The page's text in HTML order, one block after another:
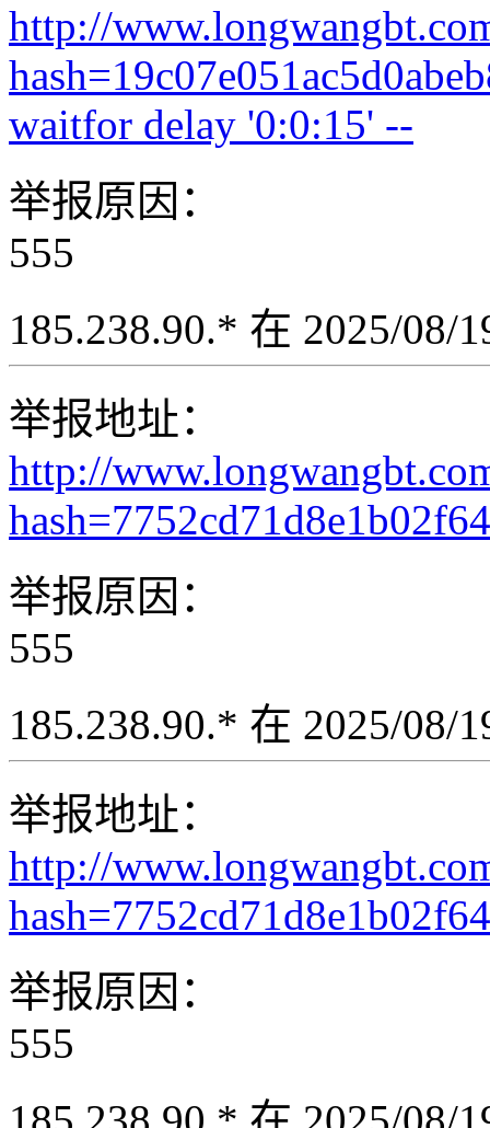
http://
waitfor delay '0:0:15' --
举报原因：
555
185.238.90.* 在 2025/08/
举报地址：
http://
举报原因：
555
185.238.90.* 在 2025/08/
举报地址：
http://
举报原因：
555